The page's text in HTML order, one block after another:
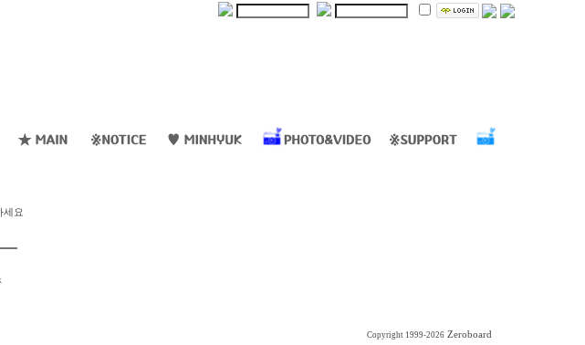
세요
Copyright 1999-2026 Zeroboard